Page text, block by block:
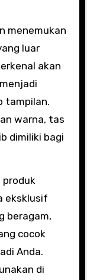
menemukan
luar
akan
tampilan.
warna, tas
dimiliki bagi
produk
eksklusif
beragam,
cocok
Anda.
di